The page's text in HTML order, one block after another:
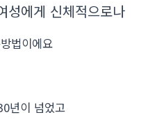
성에게 신체적으로나
법이에요
년이 넘었고